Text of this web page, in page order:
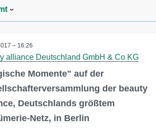
– 16:26
alliance Deutschland GmbH & Co KG
Momente" auf der
der beauty
Deutschlands größtem
Netz, in Berlin